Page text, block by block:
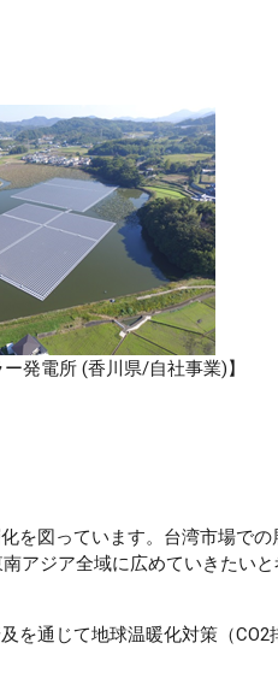
ー発電所 (香川県/自社事業)】
を図っています。台湾市場での
アジア全域に広めていきたいと
を通じて地球温暖化対策（CO2